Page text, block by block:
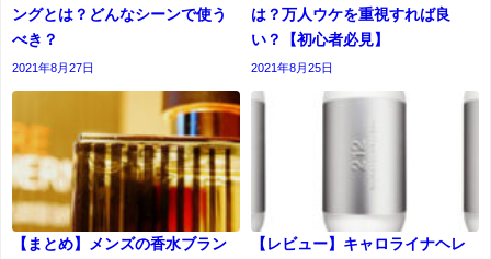
ングとは？どんなシーンで使う
べき？
2021年8月27日
は？万人ウケを重視すれば良
い？【初心者必見】
2021年8月25日
【まとめ】メンズの香水ブラン
【レビュー】キャロライナヘレ